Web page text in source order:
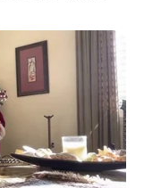
With This Movie?